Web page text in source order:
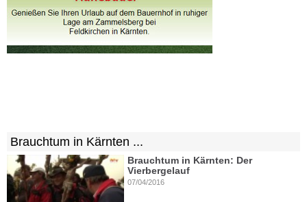
Brauchtum in Kärnten ...
Brauchtum in Kärnten: Der
Vierbergelauf
07/04/2016